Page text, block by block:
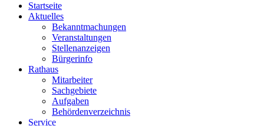
Startseite
Aktuelles
Bekanntmachungen
Veranstaltungen
Stellenanzeigen
Bürgerinfo
Rathaus
Mitarbeiter
Sachgebiete
Aufgaben
Behördenverzeichnis
Service